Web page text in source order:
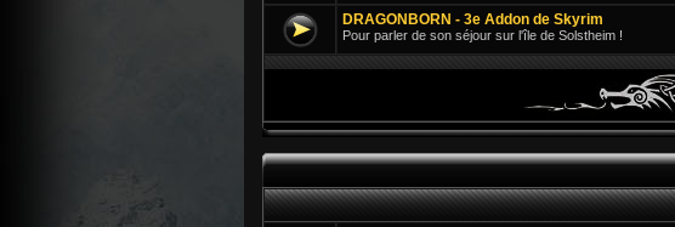
DRAGONBORN - 3e Addon de Skyrim
Pour parler de son séjour sur l'île de Solstheim !